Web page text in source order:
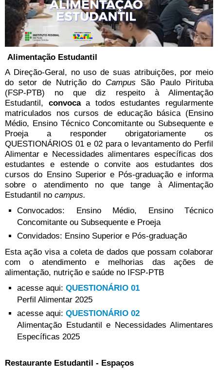
Alimentação Estudantil
A Direção-Geral, no uso de suas atribuições, por meio
do setor de Nutrição do Campus São Paulo Pirituba
(FSP-PTB) no que diz respeito à Alimentação
Estudantil, convocaa todos estudantes regularmente
matriculados nos cursos de educação básica (Ensino
Médio, Ensino Técnico Concomitante ou Subsequente e
Proeja a responder obrigatoriamente os
QUESTIONÁRIOS 01 e 02 para o levantamento do Perfil
Alimentar e Necessidades alimentares específicas dos
estudantes e estende o convite aos estudantes dos
cursos do Ensino Superior e Pós-graduação e informa
sobre o atendimento no que tange à Alimentação
Estudantil no campus.
Convocados: Ensino Médio, Ensino Técnico
Concomitante ou Subsequente e Proeja
Convidados: Ensino Superior e Pós-graduação
Esta ação visa a coleta de dados que possam colaborar
com o atendimento e melhorias das ações de
alimentação, nutrição e saúde no IFSP-PTB
acesse aqui: QUESTIONÁRIO 01
Perfil Alimentar 2025
acesse aqui: QUESTIONÁRIO 02
Alimentação Estudantil e Necessidades Alimentares
Específicas 2025
Restaurante Estudantil - Espaços